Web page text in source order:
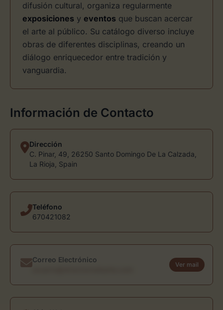
difusión cultural, organiza regularmente
exposiciones y eventos que buscan acercar
el arte al público. Su catálogo diverso incluye
obras de diferentes disciplinas, creando un
diálogo enriquecedor entre tradición y
vanguardia.
Información de Contacto
Dirección
C. Pinar, 49, 26250 Santo Domingo De La Calzada,
La Rioja, Spain
Teléfono
670421082
Correo Electrónico
Ver mail